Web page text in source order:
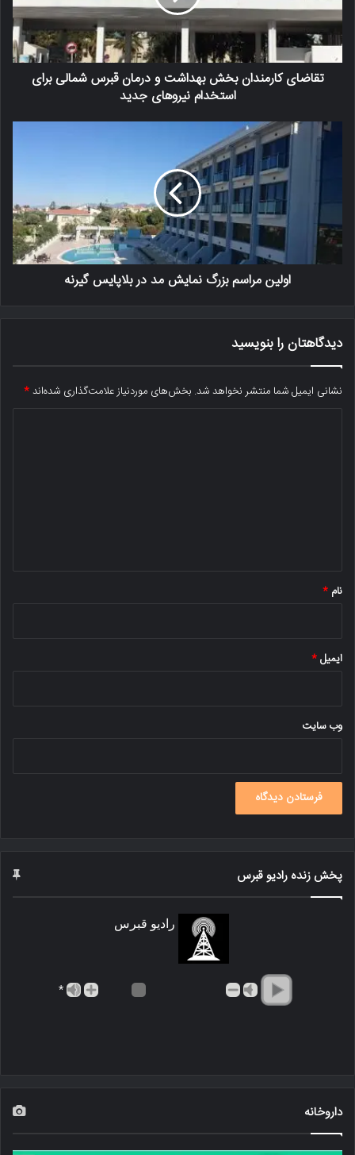
تقاضای کارمندان بخش بهداشت و درمان قبرس شمالی برای
استخدام نیروهای جدید
اولین مراسم بزرگ نمایش مد در بلاپایس گیرنه
دیدگاهتان را بنویسید
نشانی ایمیل شما منتشر نخواهد شد. بخش‌های موردنیاز علامت‌گذاری شده‌اند*
نام *
ایمیل*
وب‌ سایت
پخش زنده رادیو قبرس
رادیو قبرس
*
داروخانه